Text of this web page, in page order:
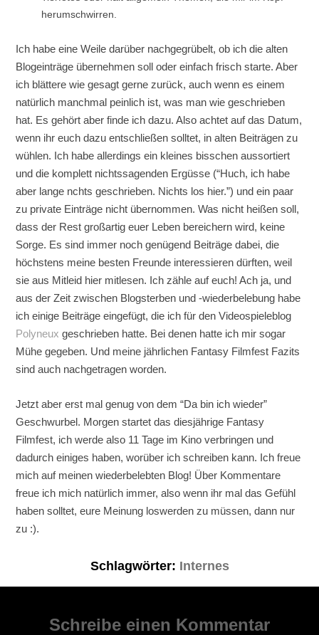
herumschwirren.
Ich habe eine Weile darüber nachgegrübelt, ob ich die alten
Blogeinträge übernehmen soll oder einfach frisch starte. Aber
ich blättere wie gesagt gerne zurück, auch wenn es einem
natürlich manchmal peinlich ist, was man wie geschrieben
hat. Es gehört aber finde ich dazu. Also achtet auf das Datum,
wenn ihr euch dazu entschließen solltet, in alten Beiträgen zu
wühlen. Ich habe allerdings ein kleines bisschen aussortiert
und die komplett nichtssagenden Ergüsse (“Huch, ich habe
aber lange nchts geschrieben. Nichts los hier.”) und ein paar
zu private Einträge nicht übernommen. Was nicht heißen soll,
dass der Rest großartig euer Leben bereichern wird, keine
Sorge. Es sind immer noch genügend Beiträge dabei, die
höchstens meine besten Freunde interessieren dürften, weil
sie aus Mitleid hier mitlesen. Ich zähle auf euch! Ach ja, und
aus der Zeit zwischen Blogsterben und -wiederbelebung habe
ich einige Beiträge eingefügt, die ich für den Videospieleblog
Polyneux geschrieben hatte. Bei denen hatte ich mir sogar
Mühe gegeben. Und meine jährlichen Fantasy Filmfest Fazits
sind auch nachgetragen worden.
Jetzt aber erst mal genug von dem “Da bin ich wieder”
Geschwurbel. Morgen startet das diesjährige Fantasy
Filmfest, ich werde also 11 Tage im Kino verbringen und
dadurch einiges haben, worüber ich schreiben kann. Ich freue
mich auf meinen wiederbelebten Blog! Über Kommentare
freue ich mich natürlich immer, also wenn ihr mal das Gefühl
haben solltet, eure Meinung loswerden zu müssen, dann nur
zu :).
Schlagwörter: Internes
Schreibe einen Kommentar